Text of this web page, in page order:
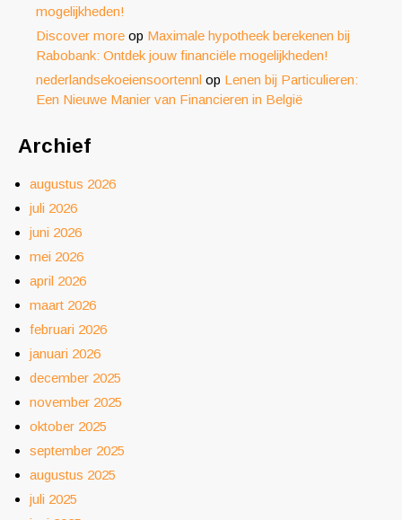
mogelijkheden!
Discover more op Maximale hypotheek berekenen bij
Rabobank: Ontdek jouw financiële mogelijkheden!
nederlandsekoeiensoortennl op Lenen bij Particulieren:
Een Nieuwe Manier van Financieren in België
Archief
augustus 2026
juli 2026
juni 2026
mei 2026
april 2026
maart 2026
februari 2026
januari 2026
december 2025
november 2025
oktober 2025
september 2025
augustus 2025
juli 2025